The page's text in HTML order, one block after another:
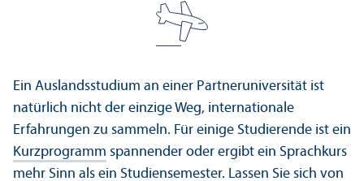
Ein Auslands­studium an einer Partner­universität ist
natürlich nicht der einzige Weg, internationale
Erfahrungen zu sammeln. Für einige Studierende ist ein
Kurz­programm spannender oder ergibt ein Sprach­kurs
mehr Sinn als ein Studien­semester. Lassen Sie sich von